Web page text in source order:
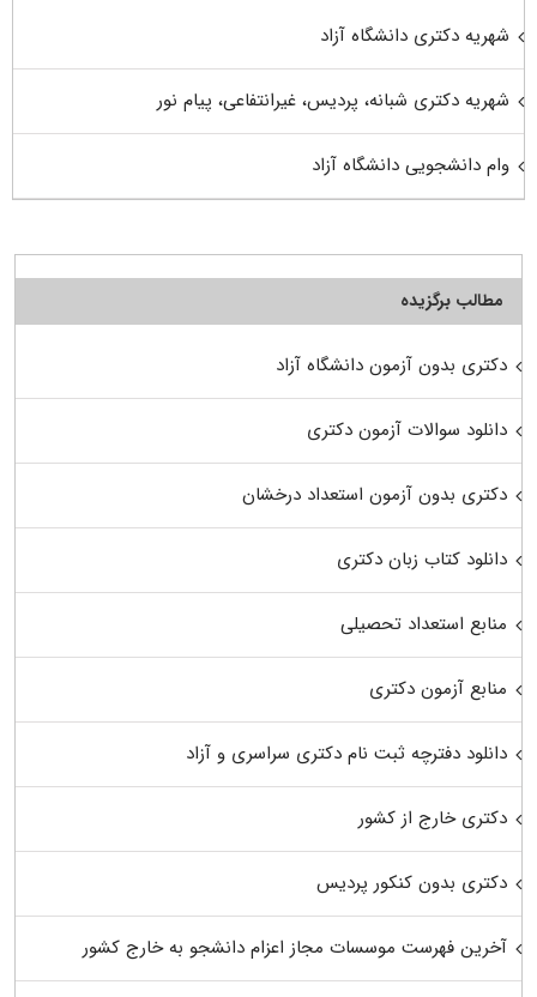
شهریه دکتری دانشگاه آزاد
شهریه دکتری شبانه، پردیس، غیرانتفاعی، پیام نور
وام دانشجویی دانشگاه آزاد
مطالب برگزیده
دکتری بدون آزمون دانشگاه آزاد
دانلود سوالات آزمون دکتری
دکتری بدون آزمون استعداد درخشان
دانلود کتاب زبان دکتری
منابع استعداد تحصیلی
منابع آزمون دکتری
دانلود دفترچه ثبت نام دکتری سراسری و آزاد
دکتری خارج از کشور
دکتری بدون کنکور پردیس
آخرین فهرست موسسات مجاز اعزام دانشجو به خارج کشور